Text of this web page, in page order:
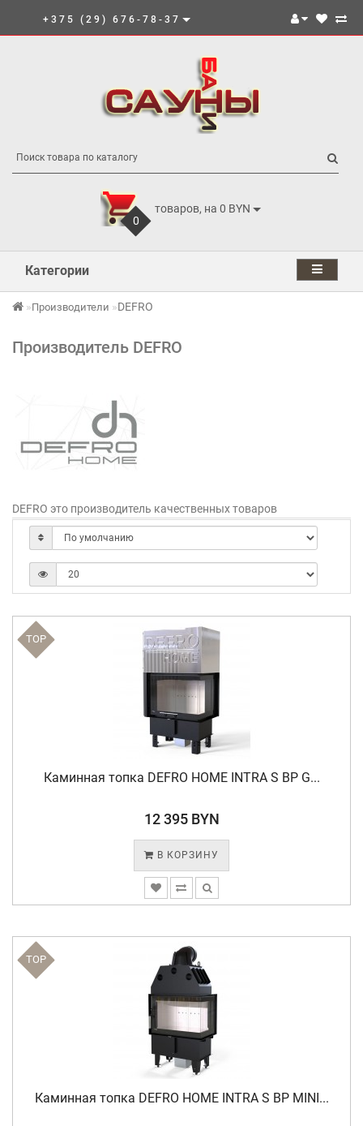
+375 (29) 676-78-37
0
товаров, на 0 BYN
Категории
Производители DEFRO
Производитель DEFRO
DEFRO это производитель качественных товаров
TOP
Каминная топка DEFRO HOME INTRA S BP G...
12 395 BYN
В КОРЗИНУ
TOP
Каминная топка DEFRO HOME INTRA S BP MINI...